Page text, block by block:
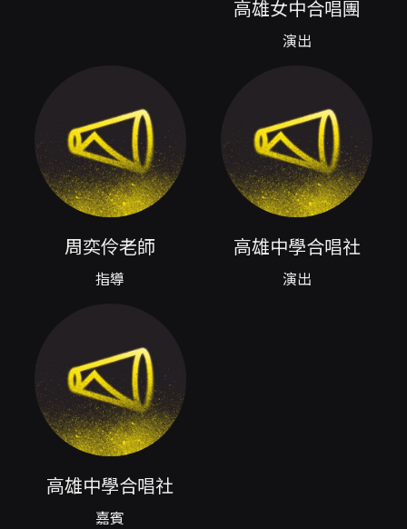
中活耀，累積深厚合唱經驗；團隊已連續十一年
榮獲全國學生音樂比賽南區優等第一名，並於
2024、2025年連續獲得南區特優的佳績。本次
與和聲色彩。 節目曲目涵蓋多元風格，從西洋傳
統民謠（如 Shenandoah）、合唱曲目（In the
Valley、Dance!、Refuge 等），到抒情曲與台
灣語或本地語彙的歌曲（例如 橄欖樹、恰似你的
溫柔、千風之歌），以及其他具有表現力的合唱
編曲（Beau soir、Viva!、Sih'r Khalaq、城南
送別、長空下的獨白等）。曲目的編排意在讓觀
眾從音樂中體會青春的多層情感：懷鄉、希冀、
歡愉與沉思。舞台上，女高中生們以合唱為筆、
受青年合唱團在發聲、音準、和聲平衡與表情詮
釋上的整體訓練成果；其次，曲目跨越古典、現
代合唱與流行／民謠改編，能讓各年齡層聽眾在
熟悉與新穎之間建立共鳴；再者，邀請高雄中學
合唱社同台，提供對比與互補的聲音質地，讓聽
眾看到同區青少年合唱團體在編曲選材與詮釋上
的不同面貌。整場演出安排約120分鐘（含中場
休息），適合家庭、師生、合唱愛好者與一般音
樂會觀眾前來觀賞。 本場次演出於高雄市音樂館
高雄女中合唱團
演出
周奕伶老師
指導
高雄中學合唱社
演出
高雄中學合唱社
嘉賓